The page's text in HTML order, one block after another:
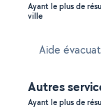
Ayant le plus de
ville
Aide
Autres
Ayant le plus de